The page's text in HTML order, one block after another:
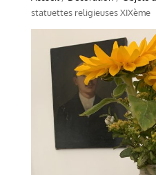
statuettes religieuses XIXème